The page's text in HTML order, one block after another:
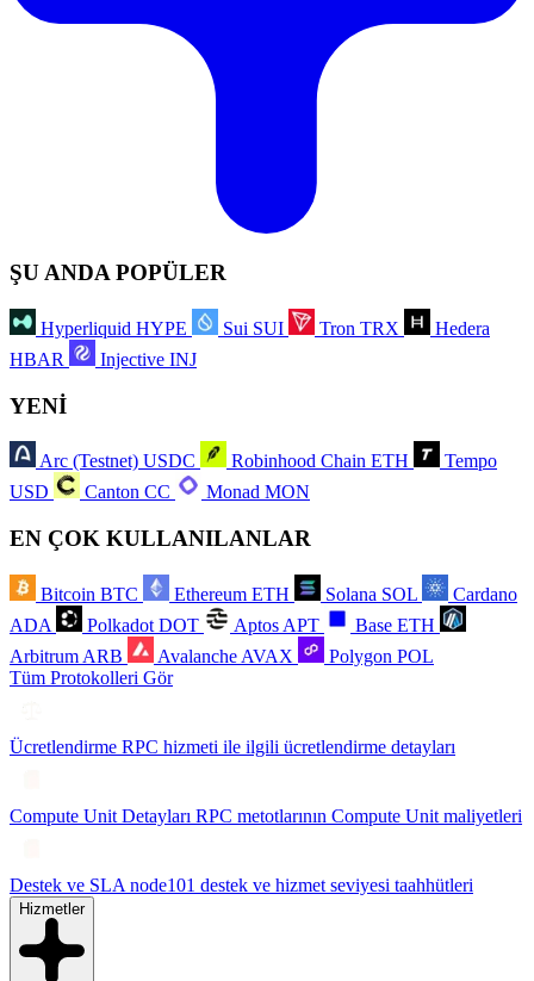
ŞU ANDA POPÜLER
Hyperliquid HYPE Sui SUI Tron TRX
Hedera
HBAR
Injective INJ
YENİ
Arc (Testnet) USDC Robinhood Chain ETH
Tempo
USD
Canton CC Monad MON
EN ÇOK KULLANILANLAR
Bitcoin BTC Ethereum ETH Solana SOL
Cardano
ADA
Polkadot DOT Aptos APT Base ETH
Arbitrum ARB Avalanche AVAX Polygon POL
Tüm Protokolleri Gör
Ücretlendirme RPC hizmeti ile ilgili ücretlendirme detayları
Compute Unit Detayları RPC metotlarının Compute Unit maliyetleri
Destek ve SLA node101 destek ve hizmet seviyesi taahhütleri
Hizmetler